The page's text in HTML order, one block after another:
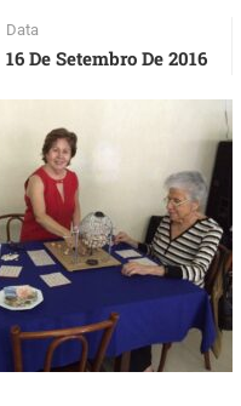
Data
16 De Setembro De 2016